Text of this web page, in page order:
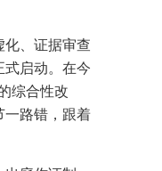
化、证据审查
式启动。在今
综合性改
一路错，跟着